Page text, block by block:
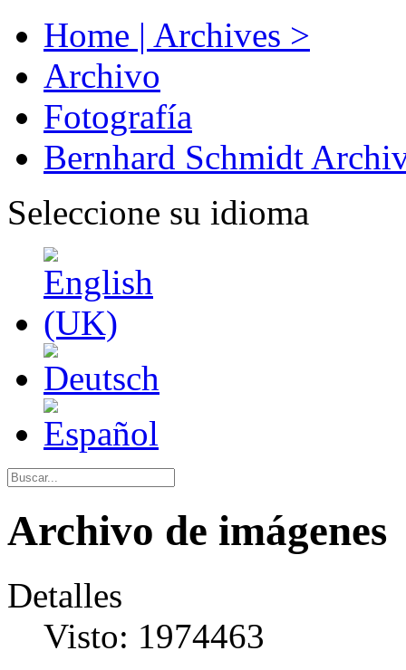
Home | Archives >
Archivo
Fotografía
Bernhard Schmidt
Seleccione su idioma
Archivo de imágenes
Detalles
Visto: 1974463